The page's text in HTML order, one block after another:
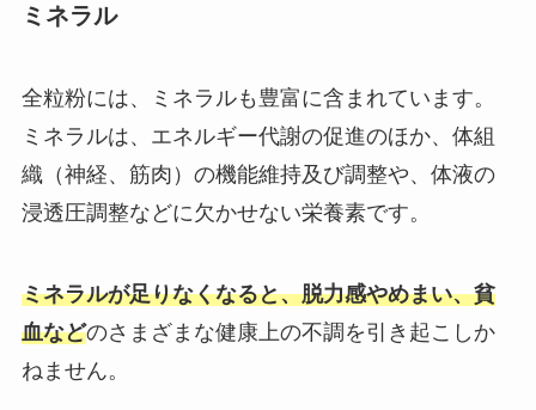
ミネラル
全粒粉には、ミネラルも豊富に含まれています。
ミネラルは、エネルギー代謝の促進のほか、体組
織（神経、筋肉）の機能維持及び調整や、体液の
浸透圧調整などに欠かせない栄養素です。
ミネラルが足りなくなると、脱力感やめまい、貧
血などのさまざまな健康上の不調を引き起こしか
ねません。